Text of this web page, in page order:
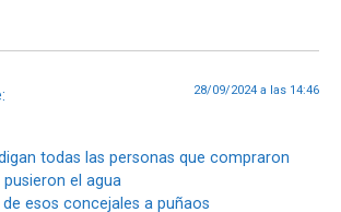
28/09/2024 a las 14:46
todas las personas que compraron
el agua
esos concejales a puñaos